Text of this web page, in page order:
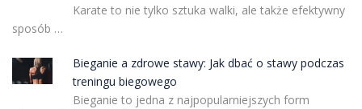
Karate to nie tylko sztuka walki, ale także efektywny
sposób …
Bieganie a zdrowe stawy: Jak dbać o stawy podczas
treningu biegowego
Bieganie to jedna z najpopularniejszych form